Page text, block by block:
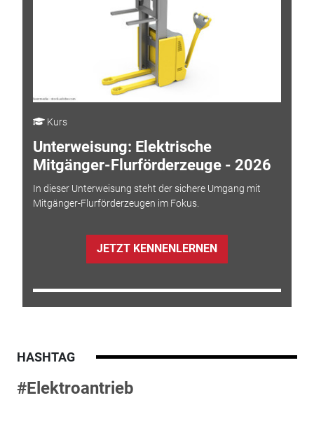
Kurs
Unterweisung: Elektrische
Mitgänger-Flurförderzeuge - 2026
In dieser Unterweisung steht der sichere Umgang mit
Mitgänger-Flurförderzeugen im Fokus.
JETZT KENNENLERNEN
HASHTAG
#Elektroantrieb